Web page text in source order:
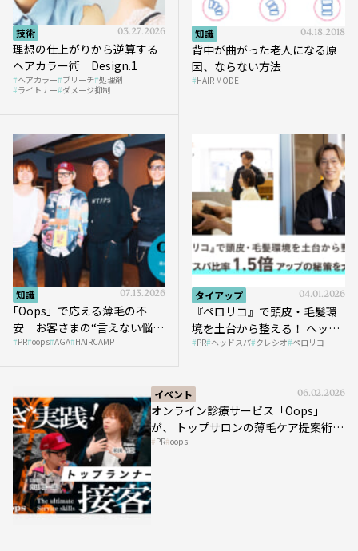
技術 03.27.2026
理想の仕上がりから逆算する
ヘアカラー術｜Design.1
ヘアカラー ブリーチ 処理剤
ライトナー ダメージ抑制
知識 04.18.2018
背中が曲がった老人になる原
因、ならない方法
HAIR MODE
知識 07.13.2026
｢Oops」で応える薄毛の不
安 お客さまの“言えない悩
み”にどう向き合う？ ＃01
PR oops AGA HAIRCAMP
タイアップ 04.01.2026
『ペロリコ』で頭皮・毛髪環
境を土台から整える！ ヘッド
スパ比率1.5倍アップの秘策を
PR ヘッドスパ クレシオ ペロリコ
イベント 06.02.2026
オンライン診療サービス「Oops」
が、 トップサロンの薄毛ケア提案術を
HAIRCAMPで公開！
PR oops